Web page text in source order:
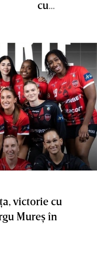
cu
U18.
Competiţ
ia e
găzduită
în ţara
noastră
victorie cu
Mureş în